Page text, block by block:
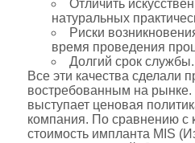
Отличить
натуральных
Риски
время проведения
Долгий срок службы.
Все эти качества сделали
востребованным на
выступает ценовая
компания. По сравнению с
стоимость импланта MIS